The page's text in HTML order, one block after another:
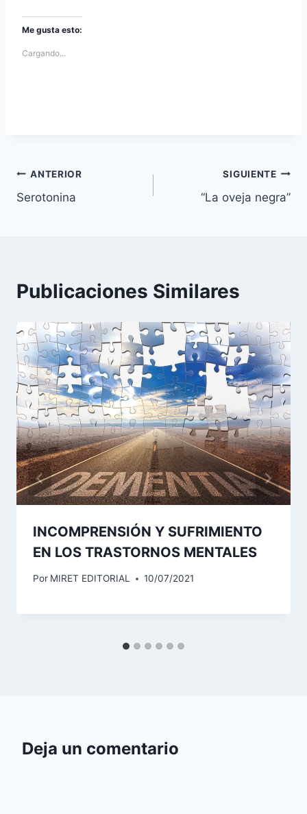
Me gusta esto:
Cargando...
Navegación
de
ANTERIOR
Serotonina
SIGUIENTE
“La oveja negra”
Publicaciones Similares
INCOMPRENSIÓN Y SUFRIMIENTO
EN LOS TRASTORNOS MENTALES
Por MIRET EDITORIAL 10/07/2021
Deja un comentario